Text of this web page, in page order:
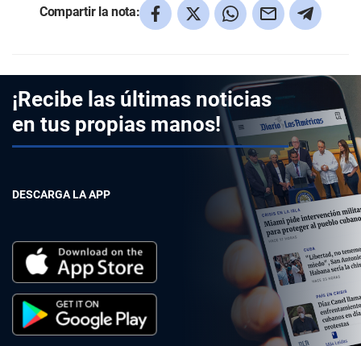
Compartir la nota:
¡Recibe las últimas noticias
en tus propias manos!
DESCARGA LA APP